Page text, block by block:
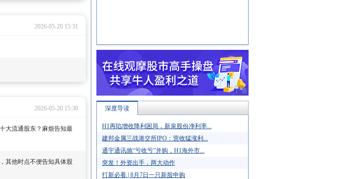
2026-05-20 15:31
2026-05-20 15:30
大流通股东？麻烦告知最
其他时点不便告知具体股
深度导读
H1再陷增收降利困局，新泉股份净利率...
建邦金属三战港交所IPO：营收猛涨利...
通宇通讯抛“亏收亏”并购，H1海外市...
突发！外资出手，两大动作
打新必看 | 8月7日一只新股申购